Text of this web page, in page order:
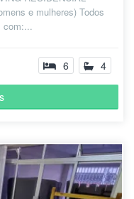
e mulheres) Todos
com:...
6 4